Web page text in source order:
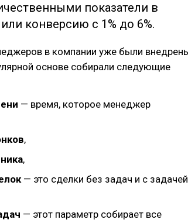
показатели в
конверсию с 1% до 6%.
в компании уже были
основе собирали следующие
— время, которое менеджер
,
,
— это сделки без задач и с задачей
— этот параметр собирает все